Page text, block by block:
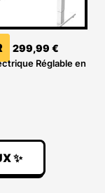
299,99 €
Réglable en
✨